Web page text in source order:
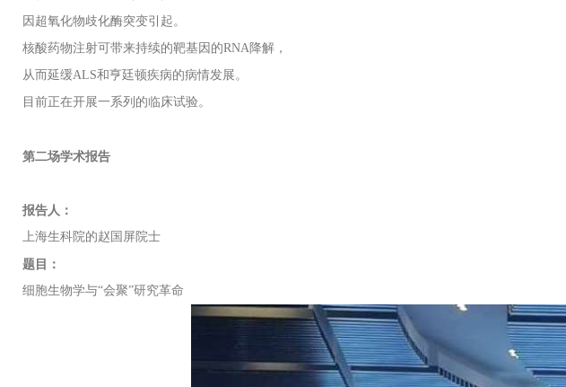
因超氧化物歧化酶突变引起。
核酸药物注射可带来持续的靶基因的RNA降解，
从而延缓ALS和亨廷顿疾病的病情发展。
目前正在开展一系列的临床试验。
第二场学术报告
报告人：
上海生科院的赵国屏院士
题目：
细胞生物学与“会聚”研究革命